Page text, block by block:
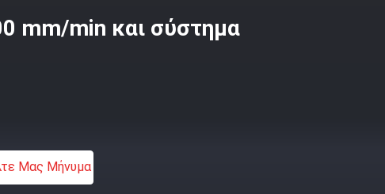
mm/min και σύστημα
Μας Μήνυμα